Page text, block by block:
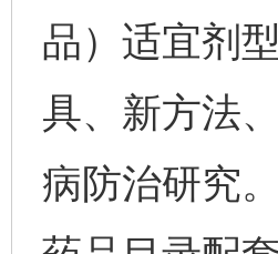
品）适宜剂
具、新方法
病防治研究